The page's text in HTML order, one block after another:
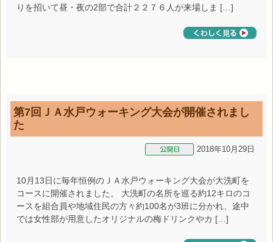
りを招いて昼・夜の2部で合計２２７６人が来場しま […]
第7回ＪＡ水戸ウォーキング大会が開催されまし
た
2018年10月29日
10月13日に毎年恒例のＪＡ水戸ウォーキング大会が大洗町を
コースに開催されました。 大洗町の名所を巡る約12キロのコ
ースを組合員や地域住民の方々約100名が3班に分かれ、途中
では女性部が用意したオリジナルの梅ドリンクやカ […]